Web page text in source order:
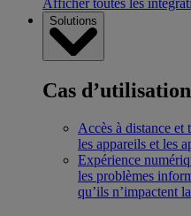
Solutions
Cas
Accès à distance et
les appareils et les
Expérience
les problèmes
qu’ils n’impactent